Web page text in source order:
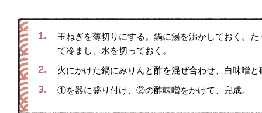
1.
玉ねぎを薄切りにする。鍋に湯を沸かしておく。
て冷まし、水を切っておく。
2. 火にかけた鍋にみりんと酢を混ぜ合わせ、白味噌
3. ①を器に盛り付け、②の酢味噌をかけて、完成。